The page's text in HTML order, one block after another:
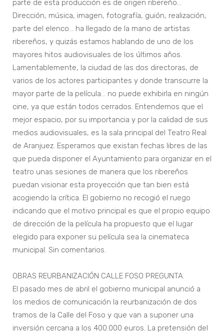
parte de esta producción es de origen ribereño…
Dirección, música, imagen, fotografía, guión, realización,
parte del elenco… ha llegado de la mano de artistas
ribereños, y quizás estamos hablando de uno de los
mayores hitos audiovisuales de los últimos años.
Lamentablemente, la ciudad de las dos directoras, de
varios de los actores participantes y donde transcurre la
mayor parte de la película... no puede exhibirla en ningún
cine, ya que están todos cerrados. Entendemos que el
mejor espacio, por su importancia y por la calidad de sus
medios audiovisuales, es la sala principal del Teatro Real
de Aranjuez. Esperamos que existan fechas libres de las
que pueda disponer el Ayuntamiento para organizar en el
teatro unas sesiones de manera que los ribereños
puedan visionar esta proyección que tan bien está
acogiendo la crítica. El gobierno no recogió el ruego
indicando que el motivo principal es que el propio equipo
de dirección de la película ha propuesto que el lugar
elegido para exponer su película sea la cinemateca
municipal. Sin comentarios.
OBRAS REURBANIZACIÓN CALLE FOSO PREGUNTA.
El pasado mes de abril el gobierno municipal anunció a
los medios de comunicación la reurbanización de dos
tramos de la Calle del Foso y que van a suponer una
inversión cercana a los 400.000 euros. La pretensión del